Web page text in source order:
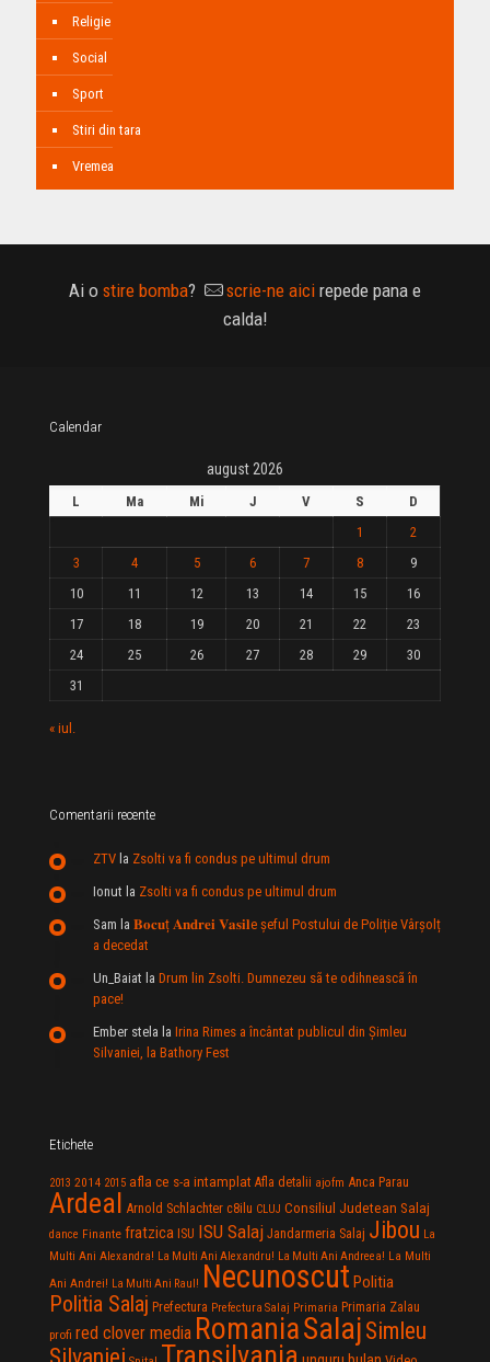
Religie
Social
Sport
Stiri din tara
Vremea
Ai o stire bomba? scrie-ne aici repede pana e
calda!
Calendar
august 2026
L Ma Mi J V S
D
1
2
3
4 5 6 7 8
9
10
11 12 13 14 15
16
17
18 19 20 21 22
23
24
25 26 27 28 29
30
31
« iul.
Comentarii recente
ZTV la Zsolti va fi condus pe ultimul drum
Ionut la Zsolti va fi condus pe ultimul drum
Sam la 𝐁𝐨𝐜𝐮ț 𝐀𝐧𝐝𝐫𝐞𝐢 𝐕𝐚𝐬𝐢𝐥e şeful Postului de Poliție Vârșolț
a decedat
Un_Baiat la Drum lin Zsolti. Dumnezeu sã te odihneascã în
pace!
Ember stela la Irina Rimes a încântat publicul din Şimleu
Silvaniei, la Bathory Fest
Etichete
2013 2014 2015 afla ce s-a intamplat Afla detalii ajofm Anca Parau
Ardeal Arnold Schlachter c8ilu CLUJ Consiliul Judetean Salaj
dance Finante fratzica ISU ISU Salaj Jandarmeria Salaj Jibou La
Multi Ani Alexandra! La Multi Ani Alexandru! La Multi Ani Andreea! La Multi
Ani Andrei! La Multi Ani Raul! Necunoscut Politia
Politia Salaj Prefectura Prefectura Salaj Primaria Primaria Zalau
profi red clover media RomaniaSalaj Simleu